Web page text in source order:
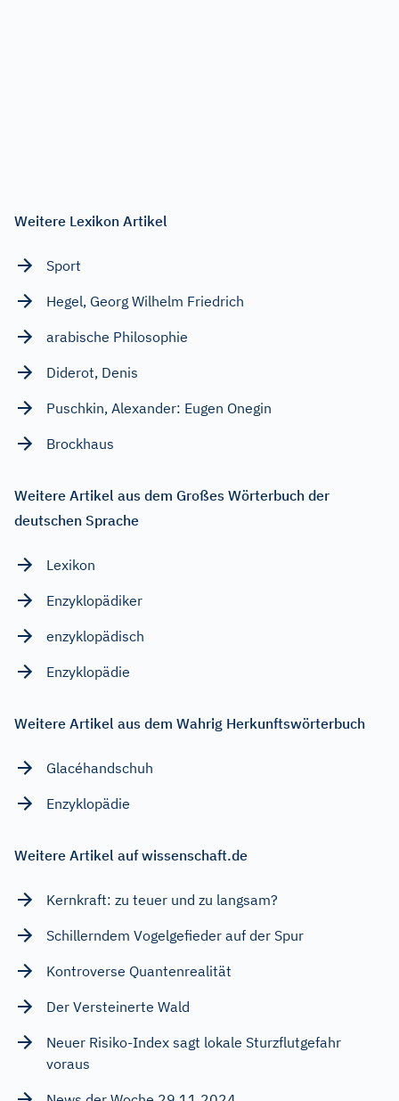
Weitere Lexikon Artikel
Sport
Hegel, Georg Wilhelm Friedrich
arabische Philosophie
Diderot, Denis
Puschkin, Alexander: Eugen Onegin
Brockhaus
Weitere Artikel aus dem Großes Wörterbuch der
deutschen Sprache
Lexikon
Enzyklopädiker
enzyklopädisch
Enzyklopädie
Weitere Artikel aus dem Wahrig Herkunftswörterbuch
Glacéhandschuh
Enzyklopädie
Weitere Artikel auf wissenschaft.de
Kernkraft: zu teuer und zu langsam?
Schillerndem Vogelgefieder auf der Spur
Kontroverse Quantenrealität
Der Versteinerte Wald
Neuer Risiko-Index sagt lokale Sturzflutgefahr
voraus